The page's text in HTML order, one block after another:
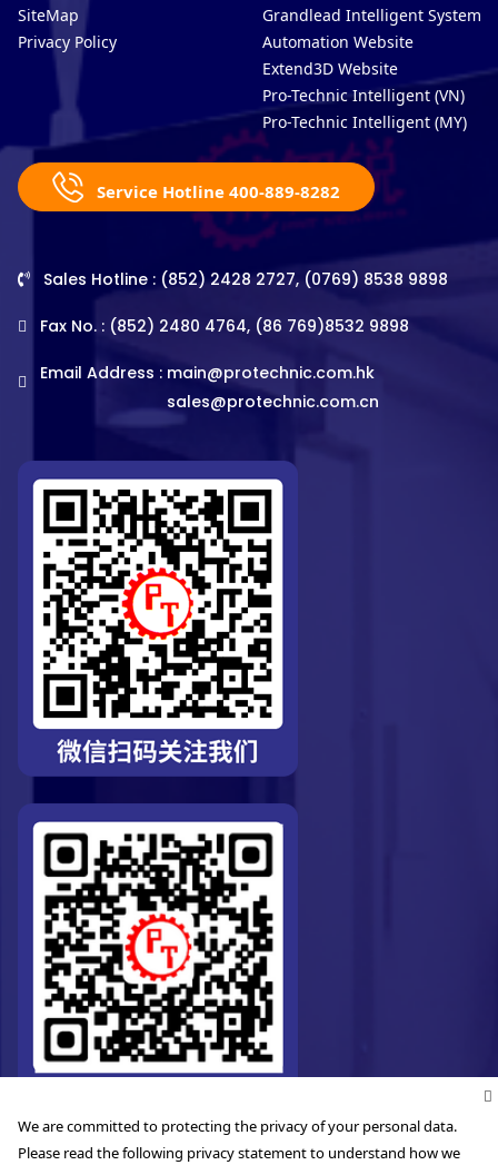
SiteMap
Privacy Policy
Grandlead Intelligent Systems
Automation Website
Extend3D Website
Pro-Technic Intelligent (VN)
Pro-Technic Intelligent (MY)
Service Hotline 400-889-8282
Sales Hotline : (852) 2428 2727, (0769) 8538 9898
Fax No. : (852) 2480 4764, (86 769)8532 9898
Email Address : main@protechnic.com.hk
sales@protechnic.com.cn
We are committed to protecting the privacy of your personal data.
Please read the following privacy statement to understand how we